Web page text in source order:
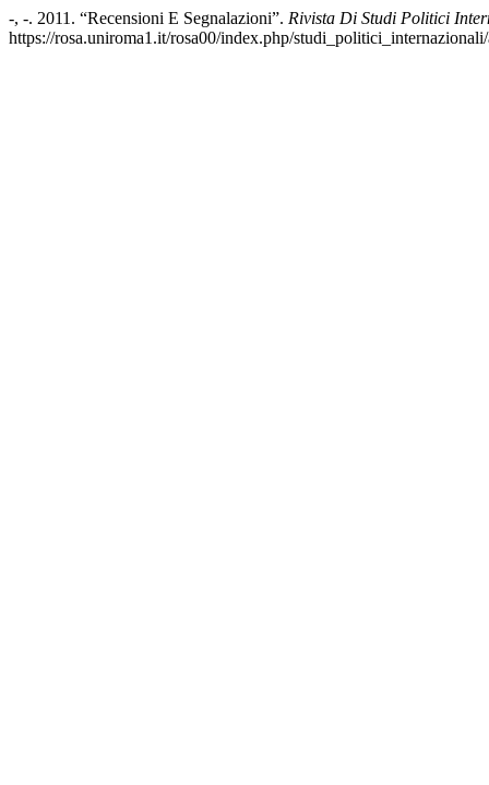
-, -. 2011. “Recensioni E Segnalazioni”. Rivista Di Studi Politici
https://rosa.uniroma1.it/rosa00/index.php/